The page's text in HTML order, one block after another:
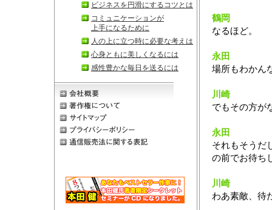
ビジネスを円滑にするコツとは
コミュニケーションが
上手になるために
人の上に立つ時に必要な考えは
心身ともに美しくなるには
感性豊かな毎日を送るには
鶴岡
なるほど。
永田
場所もわかん
川崎
でもその方が
永田
それもそうだ
の前でお待ち
川崎
わあ素敵、待